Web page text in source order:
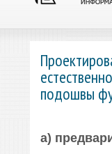
подошвы
а)